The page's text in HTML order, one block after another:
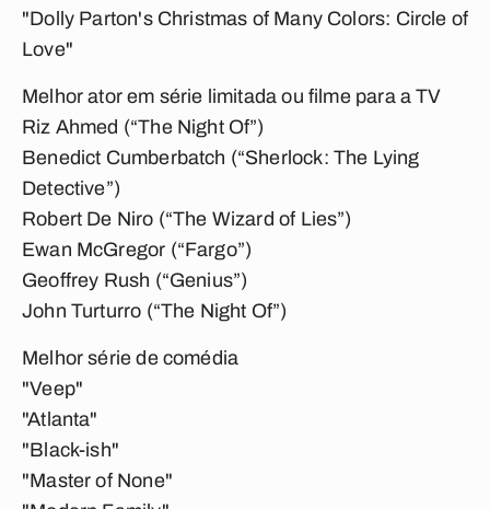
"Dolly Parton's Christmas of Many Colors: Circle of
Love"
Melhor ator em série limitada ou filme para a TV
Riz Ahmed (“The Night Of”)
Benedict Cumberbatch (“Sherlock: The Lying
Detective”)
Robert De Niro (“The Wizard of Lies”)
Ewan McGregor (“Fargo”)
Geoffrey Rush (“Genius”)
John Turturro (“The Night Of”)
Melhor série de comédia
"Veep"
"Atlanta"
"Black-ish"
"Master of None"